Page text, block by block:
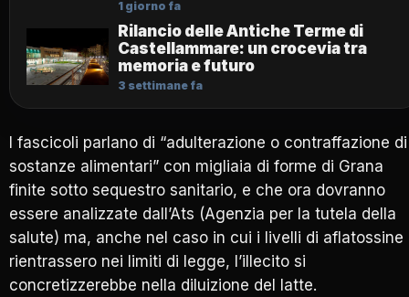
1 giorno fa
Rilancio delle Antiche Terme di
Castellammare: un crocevia tra
memoria e futuro
3 settimane fa
I fascicoli parlano di “adulterazione o contraffazione di
sostanze alimentari” con migliaia di forme di Grana
finite sotto sequestro sanitario, e che ora dovranno
essere analizzate dall’Ats (Agenzia per la tutela della
salute) ma, anche nel caso in cui i livelli di aflatossine
rientrassero nei limiti di legge, l’illecito si
concretizzerebbe nella diluizione del latte.